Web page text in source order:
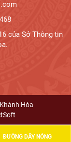
của Sở Thông tin
ĐƯỜNG DÂY NÓNG
Hòa